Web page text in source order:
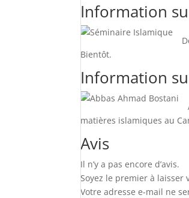
Information
Bientôt.
Information
matières islamiques au
Avis
Il n’y a pas encore d’avis.
Soyez le premier à laisser
Votre adresse e-mail ne